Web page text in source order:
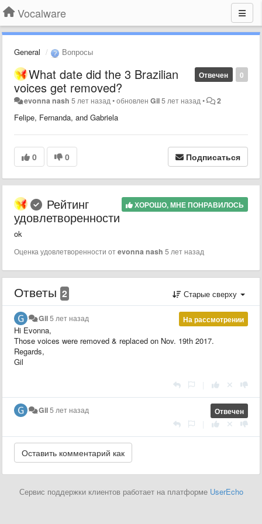
Vocalware
General Вопросы
0
Отвечен
What date did the 3 Brazilian
voices get removed?
evonna nash 5 лет назад •обновленGil5 лет назад • 2
Felipe, Fernanda, and Gabriela
0 0 Подписаться
ХОРОШО, МНЕ ПОНРАВИЛОСЬ
Рейтинг
удовлетворенности
ok
Оценка удовлетворенности отevonna nash 5 лет назад
Ответы 2 Старые сверху
На рассмотрении
Gil5 лет назад
Hi Evonna,
Those voices were removed & replaced on Nov. 19th 2017.
Regards,
Gil
Отвечен
Gil5 лет назад
Сервис поддержки клиентов работает на платформе UserEcho